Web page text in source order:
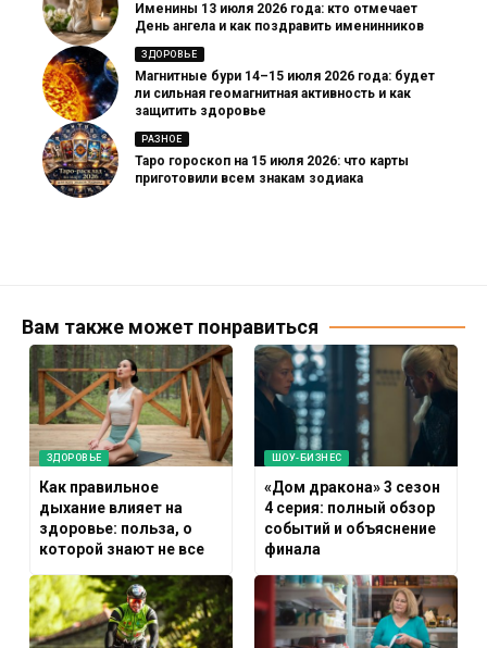
Именины 13 июля 2026 года: кто отмечает
День ангела и как поздравить именинников
ЗДОРОВЬЕ
Магнитные бури 14–15 июля 2026 года: будет
ли сильная геомагнитная активность и как
защитить здоровье
РАЗНОЕ
Таро гороскоп на 15 июля 2026: что карты
приготовили всем знакам зодиака
Вам также может понравиться
ЗДОРОВЬЕ
Как правильное
дыхание влияет на
здоровье: польза, о
которой знают не все
ШОУ-БИЗНЕС
«Дом дракона» 3 сезон
4 серия: полный обзор
событий и объяснение
финала